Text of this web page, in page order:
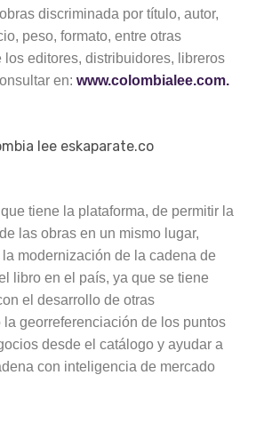
discriminada por título, autor,
peso, formato, entre otras
los editores, distribuidores, libreros
en: www.colombialee.com.
tiene la plataforma, de permitir la
las obras en un mismo lugar,
modernización de la cadena de
libro en el país, ya que se tiene
el desarrollo de otras
la georreferenciación de los puntos
desde el catálogo y ayudar a
con inteligencia de mercado